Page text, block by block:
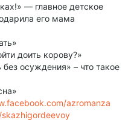
— главное детское
его мама
доить корову?»
без осуждения» – что такое
azromanza